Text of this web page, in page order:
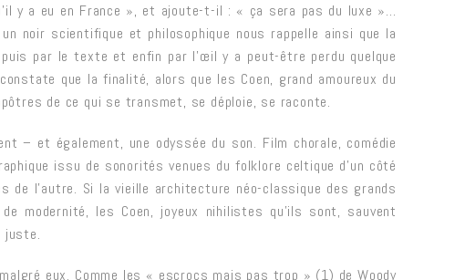
y a eu en France », et ajoute-t-il : « ça sera pas du luxe »…
noir scientifique et philosophique nous rappelle ainsi que la
par le texte et enfin par l’œil y a peut-être perdu quelque
que la finalité, alors que les Coen, grand amoureux du
de ce qui se transmet, se déploie, se raconte.
– et également, une odyssée du son. Film chorale, comédie
issu de sonorités venues du folklore celtique d’un côté
de l’autre. Si la vieille architecture néo-classique des grands
modernité, les Coen, joyeux nihilistes qu’ils sont, sauvent
juste.
eux. Comme les « escrocs mais pas trop » (1) de Woody